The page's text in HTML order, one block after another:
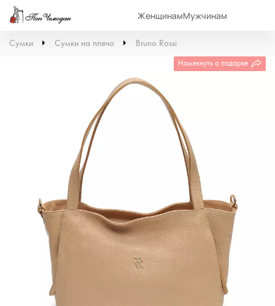
ЖенщинамМужчинам
Сумки Сумки на плечо Bruno Rossi
Намекнуть о подарке